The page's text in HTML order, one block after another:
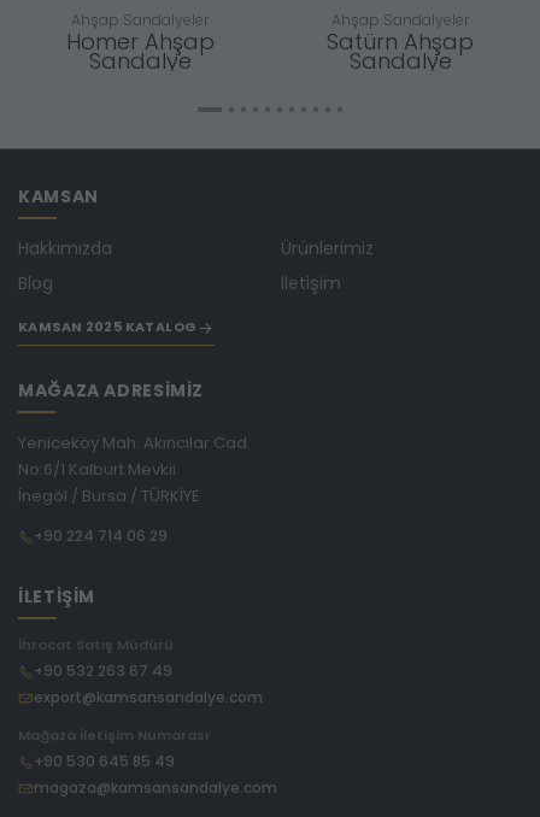
Ahşap Sandalyeler
Homer Ahşap
Sandalye
Ahşap Sandalyeler
Satürn Ahşap
Sandalye
KAMSAN
Hakkımızda Ürünlerimiz
Blog İletişim
KAMSAN 2025 KATALOG
MAĞAZA ADRESİMİZ
Yeniceköy Mah. Akıncılar Cad.
No:6/1 Kalburt Mevkii
İnegöl / Bursa / TÜRKİYE
+90 224 714 06 29
İLETİŞİM
İhracat Satış Müdürü
+90 532 263 67 49
export@kamsansandalye.com
Mağaza İletişim Numarası
+90 530 645 85 49
magaza@kamsansandalye.com